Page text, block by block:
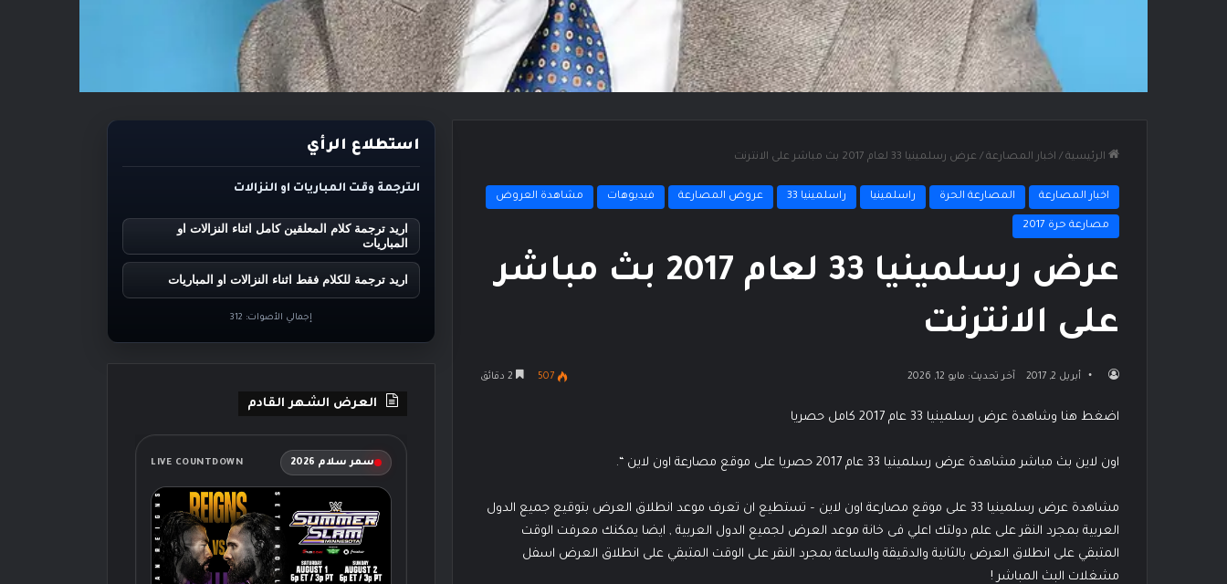
الرئيسية / اخبار المصارعة / عرض رسلمينيا 33 لعام 2017 بث مباشر على الانترنت
اخبار المصارعة المصارعة الحرة راسلمينيا راسلمينيا 33 عروض المصارعة فيديوهات مشاهدة العروض
مصارعة حرة 2017
عرض رسلمينيا 33 لعام 2017 بث مباشر
على الانترنت
أبريل 2, 2017 آخر تحديث: مايو 12, 2026 507
اضغط هنا وشاهدة عرض رسلمينيا 33 عام 2017 كامل حصريا
اون لاين بث مباشر مشاهدة عرض رسلمينيا 33 عام 2017 حصريا على موقع مصارعة اون لاين “.
مشاهدة عرض رسلمينيا 33 على موقع مصارعة اون لاين – تستطيع ان تعرف موعد انطلاق العرض بتوقيع جميع الدول
العربية بمجرد النقر على علم دولتك اعلي فى خانة موعد العرض لجميع الدول العربية , ايضا يمكنك معرفت الوقت
المتبقي على انطلاق العرض بالثانية والدقيقة والساعة بمجرد النقر على الوقت المتبقي على انطلاق العرض اسفل
مشغلات البث المباشر !
استطلاع الرأي
الترجمة وقت المباريات او النزالات
اريد ترجمة كلام المعلقين كامل اثناء النزالات او
المباريات
اريد ترجمة للكلام فقط اثناء النزالات او المباريات
إجمالي الأصوات: 312
العرض الشهر القادم
سمر سلام 2026 LIVE COUNTDOWN